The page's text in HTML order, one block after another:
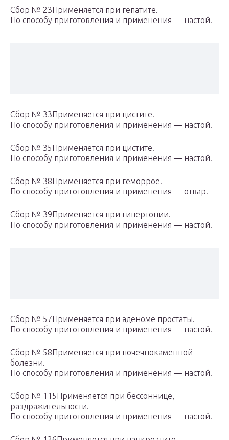
Сбор № 23Применяется при гепатите.
По способу приготовления и применения — настой.
Сбор № 33Применяется при цистите.
По способу приготовления и применения — настой.
Сбор № 35Применяется при цистите.
По способу приготовления и применения — настой.
Сбор № 38Применяется при геморрое.
По способу приготовления и применения — отвар.
Сбор № 39Применяется при гипертонии.
По способу приготовления и применения — настой.
Сбор № 57Применяется при аденоме простаты.
По способу приготовления и применения — настой.
Сбор № 58Применяется при почечнокаменной
болезни.
По способу приготовления и применения — настой.
Сбор № 115Применяется при бессоннице,
раздражительности.
По способу приготовления и применения — настой.